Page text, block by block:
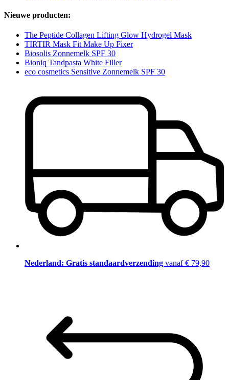
Nieuwe producten:
The Peptide Collagen Lifting Glow Hydrogel Mask
TIRTIR Mask Fit Make Up Fixer
Biosolis Zonnemelk SPF 30
Bioniq Tandpasta White Filler
eco cosmetics Sensitive Zonnemelk SPF 30
Nederland: Gratis standaardverzending vanaf € 79,90